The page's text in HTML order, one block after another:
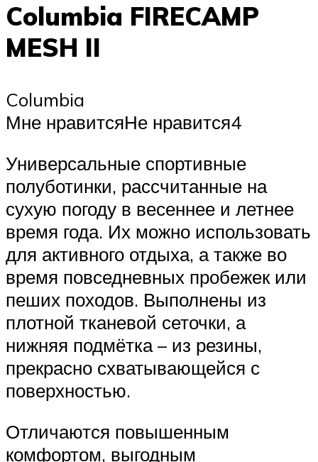
Columbia FIRECAMP
MESH II
Columbia
Мне нравитсяНе нравится4
Универсальные спортивные
полуботинки, рассчитанные на
сухую погоду в весеннее и летнее
время года. Их можно использовать
для активного отдыха, а также во
время повседневных пробежек или
пеших походов. Выполнены из
плотной тканевой сеточки, а
нижняя подмётка – из резины,
прекрасно схватывающейся с
поверхностью.
Отличаются повышенным
комфортом, выгодным